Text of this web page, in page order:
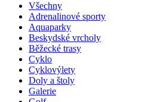
Všechny
Adrenalinové sporty
Aquaparky
Beskydské vrcholy
Běžecké trasy
Cyklo
Cyklovýlety
Doly a štoly
Galerie